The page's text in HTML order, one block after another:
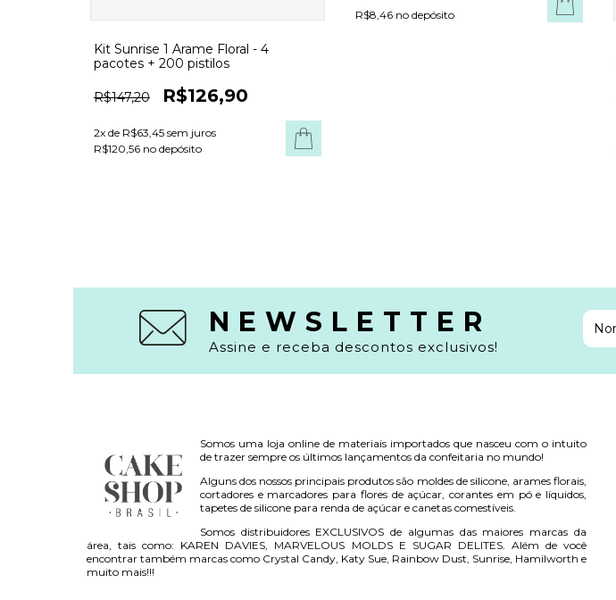
Kit Sunrise 1 Arame Floral - 4
pacotes + 200 pistilos
R$147,20 R$126,90
2x de R$63,45 sem juros
R$120,56 no depósito
R$8,46 no depósito
NEWSLETTER
Assine e receba descontos exclusivos!
Somos uma loja online de materiais importados que nasceu com o intuito
de trazer sempre os últimos lançamentos da confeitaria no mundo!
Alguns dos nossos principais produtos são moldes de silicone, arames florais,
cortadores e marcadores para flores de açúcar, corantes em pó e líquidos,
tapetes de silicone para renda de açúcar e canetas comestíveis.
Somos distribuidores EXCLUSIVOS de algumas das maiores marcas da
área, tais como: KAREN DAVIES, MARVELOUS MOLDS E SUGAR DELITES. Além de você
encontrar também marcas como Crystal Candy, Katy Sue, Rainbow Dust, Sunrise, Hamilworth e
muito mais!!!